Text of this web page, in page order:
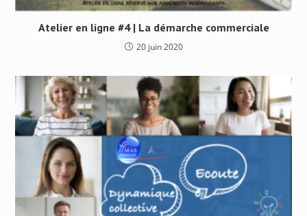
Atelier en ligne #4 | La démarche commerciale
20 juin 2020